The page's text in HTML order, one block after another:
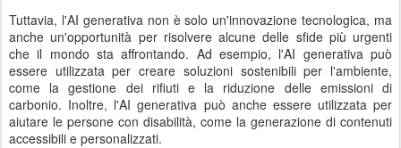
Tuttavia, l'AI generativa non è solo un'innovazione tecnologica, ma
anche un'opportunità per risolvere alcune delle sfide più urgenti
che il mondo sta affrontando. Ad esempio, l'AI generativa può
essere utilizzata per creare soluzioni sostenibili per l'ambiente,
come la gestione dei rifiuti e la riduzione delle emissioni di
carbonio. Inoltre, l'AI generativa può anche essere utilizzata per
aiutare le persone con disabilità, come la generazione di contenuti
accessibili e personalizzati.